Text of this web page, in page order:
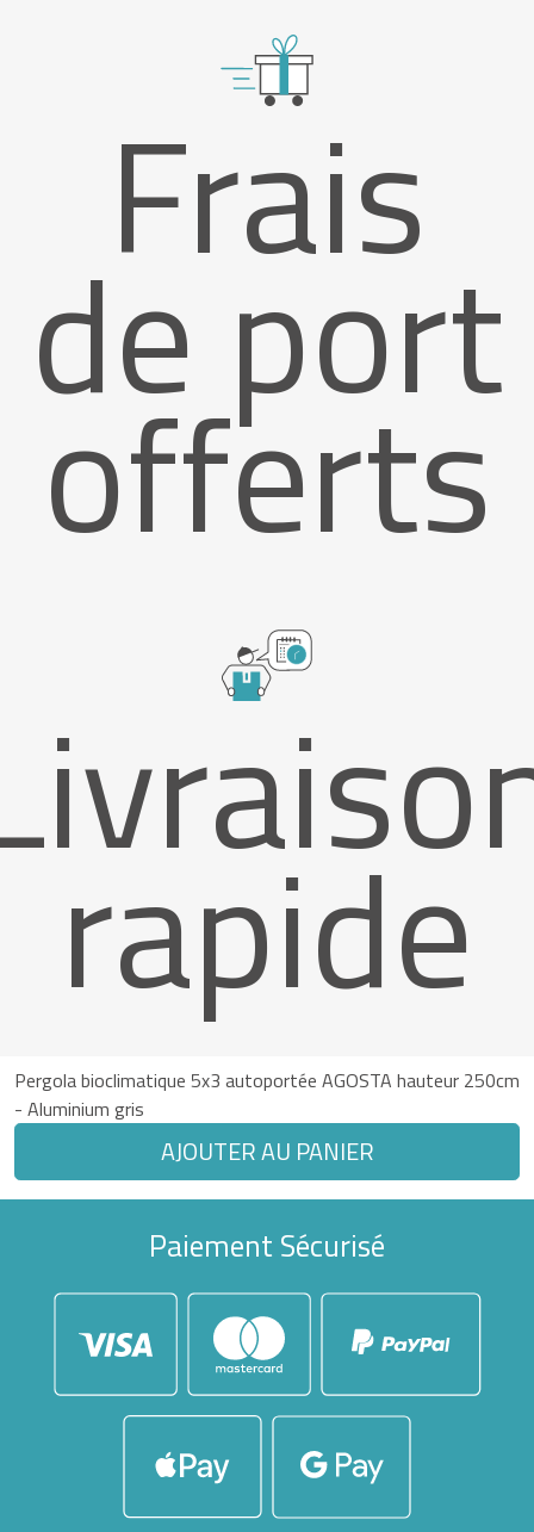
Frais
de port
offerts
rapide
Pergola bioclimatique 5x3 autoportée AGOSTA hauteur 250cm
- Aluminium gris
AJOUTER AU PANIER
Paiement Sécurisé